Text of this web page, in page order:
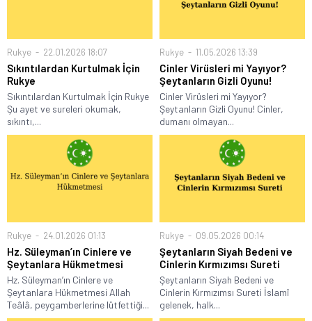
Rukye 22.01.2026 18:07
Sıkıntılardan Kurtulmak İçin
Rukye
Sıkıntılardan Kurtulmak İçin Rukye
Şu ayet ve sureleri okumak,
sıkıntı,...
Rukye 11.05.2026 13:39
Cinler Virüsleri mi Yayıyor?
Şeytanların Gizli Oyunu!
Cinler Virüsleri mi Yayıyor?
Şeytanların Gizli Oyunu! Cinler,
dumanı olmayan...
Rukye 24.01.2026 01:13
Hz. Süleyman’ın Cinlere ve
Şeytanlara Hükmetmesi
Hz. Süleyman’ın Cinlere ve
Şeytanlara Hükmetmesi Allah
Teâlâ, peygamberlerine lütfettiği...
Rukye 09.05.2026 00:14
Şeytanların Siyah Bedeni ve
Cinlerin Kırmızımsı Sureti
Şeytanların Siyah Bedeni ve
Cinlerin Kırmızımsı Sureti İslamî
gelenek, halk...